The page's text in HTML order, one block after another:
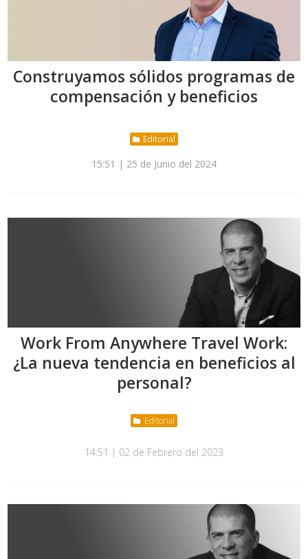
Construyamos sólidos programas de
compensación y beneficios
Editorial
15:51 | 25 de Junio del 2024
Work From Anywhere Travel Work:
¿La nueva tendencia en beneficios al
personal?
Editorial
14:51 | 02 de Febrero del 2023